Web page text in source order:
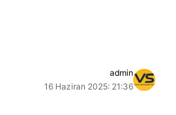
admin
16 Haziran 2025: 21:36